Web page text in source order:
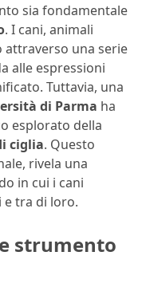
sia fondamentale
. I cani, animali
attraverso una serie
alle espressioni
Tuttavia, una
di Parma ha
esplorato della
ciglia. Questo
rivela una
in cui i cani
e tra di loro.
strumento